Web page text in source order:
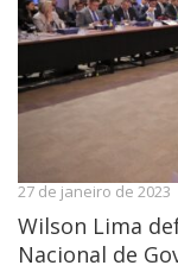
27 de janeiro de 2023
Wilson Lima
Nacional de